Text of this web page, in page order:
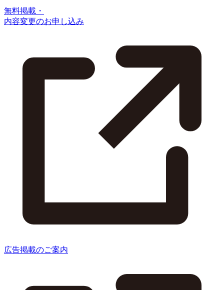
無料掲載・
内容変更のお申し込み
広告掲載のご案内